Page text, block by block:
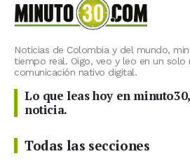
Noticias de Colombia y del mundo,
tiempo real. Oigo, veo y leo en un solo
comunicación nativo digital.
Lo que leas hoy en
noticia.
Todas las secciones